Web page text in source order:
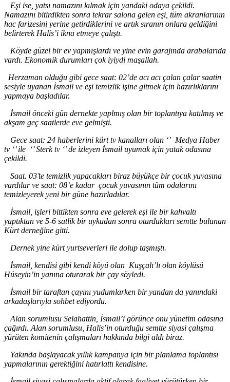
Eşi ise, yatsı namazını kılmak için yandaki odaya çekildi.
Namazını bitirdikten sonra tekrar salona gelen eşi, tüm akranlarının
hac farizesini yerine getirdiklerini ve artık sıranın onlara geldiğini
belirterek Halis’i ikna etmeye çalıştı.
Köyde güzel bir ev yapmışlardı ve yine evin garajında arabalarıda
vardı. Ekonomik durumları çok iyiydi maşallah.
Herzaman olduğu gibi gece saat: 02’de acı acı çalan çalar saatin
sesiyle uyanan İsmail ve eşi temizlik işine gitmek için hazırlıklarını
yapmaya başladılar.
İsmail önceki gün dernekte yaplmış olan bir toplantıya katılmış ve
akşam geç saatlerde eve gelmişti.
Gece saat: 24 haberlerini kürt tv kanalları olan ‘’ Medya Haber
tv ‘’ ile ‘’ Sterk tv ‘’ de izleyen İsmail uyumak için yatak odasına
çekildi.
Saat. 03’te temizlik yapacakları biraz büyükçe bir çocuk yuvasına
vardılar ve saat: 08’e kadarçocuk yuvasının tüm odalarını
temizleyerek yeni bir güne hazırladılar.
İsmail, işleri bittikten sonra eve gelerek eşi ile bir kahvaltı
yaptıktan ve 5-6 satlik bir uykudan sonra oturdukları semtte bulunan
Kürt derneğine gitti.
Dernek yine kürt yurtseverleri ile dolup taşmıştı.
İsmail, kendisi gibi kendi köyü olan Kuşçalı’lı olan köylüsü
Hüseyin’in yanına oturarak bir çay söyledi.
İsmail bir taraftan çayını yudumlarken bir yandan da yanındaki
arkadaşlarıyla sohbet ediyordu.
Alan sorumlusu Selahattin, İsmail’i görünce onu yünetim odasına
çağırdı. Alan sorumlusu, Halis’in oturduğu semtte siyasi çalışma
yürüten komitenin çalışmaları hakkında bilgi aldı biraz.
Yakında başlayacak yıllık kampanya için bir planlama toplantısı
yapmalarının gerektiğini hatırlattı kendisine.